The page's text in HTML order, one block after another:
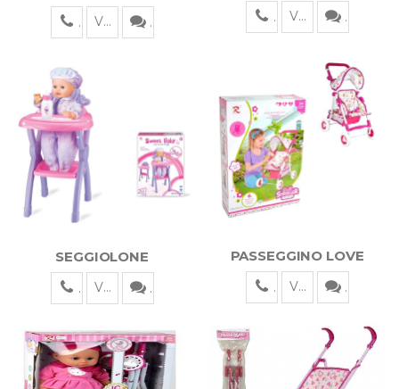
Visualizza Visualizza
SEGGIOLONE
Visualizza
PASSEGGINO LOVE
Visualizza